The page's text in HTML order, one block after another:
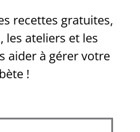
recettes gratuites,
les ateliers et les
aider à gérer votre
!